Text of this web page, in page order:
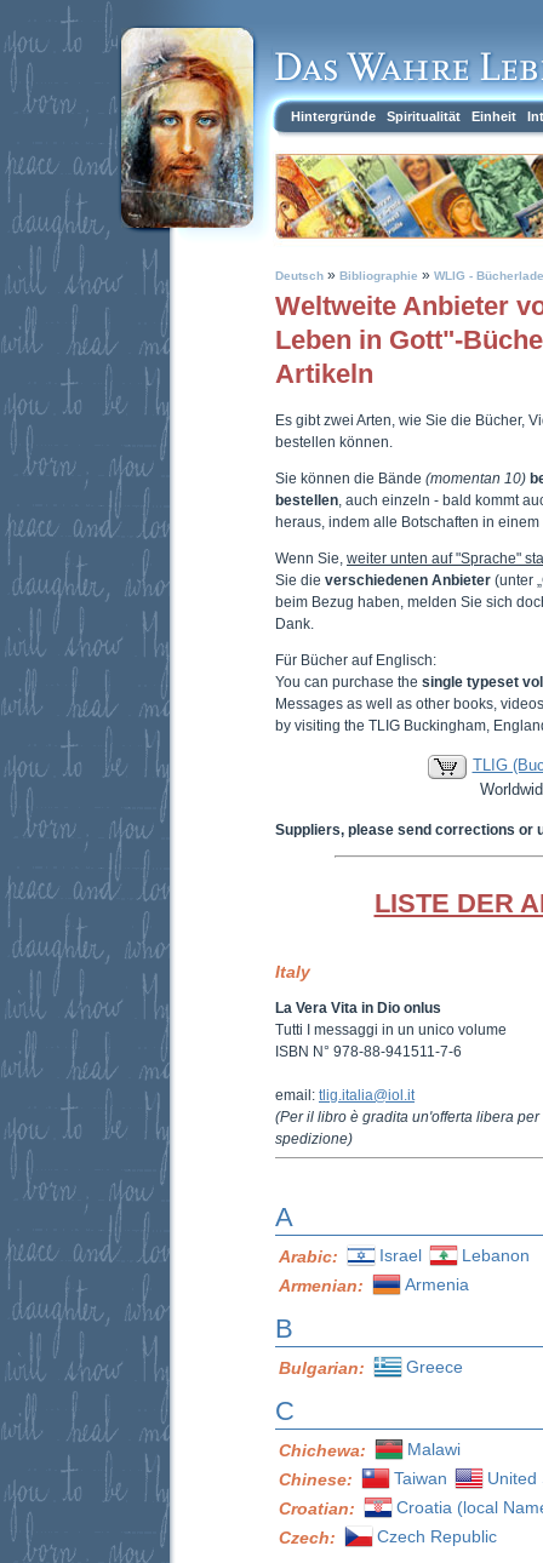
Hintergründe Spiritualität Einheit
Deutsch » Bibliographie » WLIG -
Weltweite Anbieter
Leben in Gott"-
Artikeln
Es gibt zwei Arten, wie Sie die Bücher,
bestellen können.
Sie können die Bände (momentan 10)
bestellen , auch einzeln - bald kommt
heraus, indem alle Botschaften in
Wenn Sie, weiter unten auf "Sprache"
Sie die verschiedenen Anbieter (unter
beim Bezug haben, melden Sie sich
Dank.
Für Bücher auf Englisch:
You can purchase the single typeset
Messages as well as other books,
by visiting the TLIG Buckingham,
TLIG
Suppliers, please send corrections or
LISTE DER
Italy
La Vera Vita in Dio onlus
Tutti I messaggi in un unico volume
ISBN N° 978-88-941511-7-6
email: tlig.italia@iol.it
(Per il libro è gradita un'offerta libera
spedizione)
A
Arabic: Israel
Lebanon
Armenian:
Armenia
B
Bulgarian: Greece
C
Chichewa:
Malawi
Chinese:
Taiwan
United
Croatian:
Croatia (local
Czech:
Czech Republic